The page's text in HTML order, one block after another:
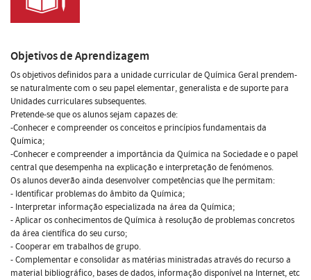
Objetivos de Aprendizagem
Os objetivos definidos para a unidade curricular de Química Geral prendem-
se naturalmente com o seu papel elementar, generalista e de suporte para
Unidades curriculares subsequentes.
Pretende-se que os alunos sejam capazes de:
-Conhecer e compreender os conceitos e princípios fundamentais da
Química;
-Conhecer e compreender a importância da Química na Sociedade e o papel
central que desempenha na explicação e interpretação de fenómenos.
Os alunos deverão ainda desenvolver competências que lhe permitam:
- Identificar problemas do âmbito da Química;
- Interpretar informação especializada na área da Química;
- Aplicar os conhecimentos de Química à resolução de problemas concretos
da área científica do seu curso;
- Cooperar em trabalhos de grupo.
- Complementar e consolidar as matérias ministradas através do recurso a
material bibliográfico, bases de dados, informação disponível na Internet, etc